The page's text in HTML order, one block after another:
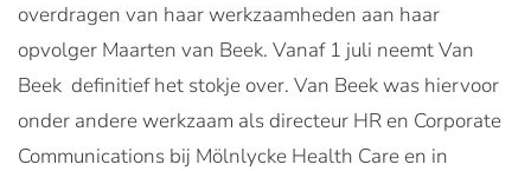
overdragen van haar werkzaamheden aan haar
opvolger Maarten van Beek. Vanaf 1 juli neemt Van
Beek definitief het stokje over. Van Beek was hiervoor
onder andere werkzaam als directeur HR en Corporate
Communications bij Mölnlycke Health Care en in